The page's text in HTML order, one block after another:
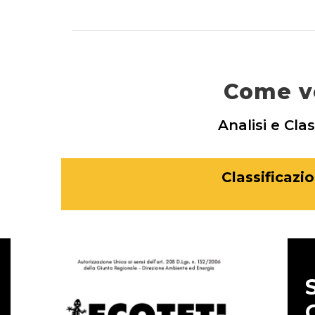
Come
Analisi e